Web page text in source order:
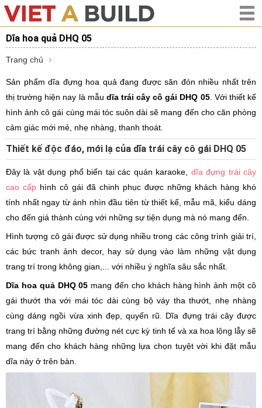
Dĩa hoa quả DHQ 05
Trang chủ
Sản phẩm dĩa đựng hoa quả đang được săn đón nhiều nhất trên
thị trường hiện nay là mẫu dĩa trái cây cô gái DHQ 05. Với thiết kế
hình ảnh cô gái cùng mái tóc suôn dài sẽ mang đến cho căn phòng
cảm giác mới mẻ, nhẹ nhàng, thanh thoát.
Thiết kế độc đáo, mới lạ của dĩa trái cây cô gái DHQ 05
Đây là vật dụng phổ biến tại các quán karaoke, dĩa đựng trái cây
cao cấp hình cô gái đã chinh phục được những khách hàng khó
tính nhất ngay từ ánh nhìn đầu tiên từ thiết kế, mẫu mã, kiểu dáng
cho đến giá thành cùng với những sự tiện dụng mà nó mang đến.
Hình tượng cô gái được sử dụng nhiều trong các công trình giải trí,
các bức tranh ảnh decor, hay sử dụng vào làm những vật dụng
trang trí trong không gian,... với nhiều ý nghĩa sâu sắc nhất.
Dĩa hoa quả DHQ 05 mang đến cho khách hàng hình ảnh một cô
gái thướt tha với mái tóc dài cùng bộ váy tha thướt, nhẹ nhàng
cùng dáng ngồi vừa xinh đẹp, quyến rũ. Dĩa đựng trái cây được
trang trí bằng những đường nét cực kỳ tinh tế và xa hoa lộng lẫy sẽ
mang đến cho khách hàng những lựa chọn tuyệt vời khi đặt mẫu
dĩa này ở trên bàn.